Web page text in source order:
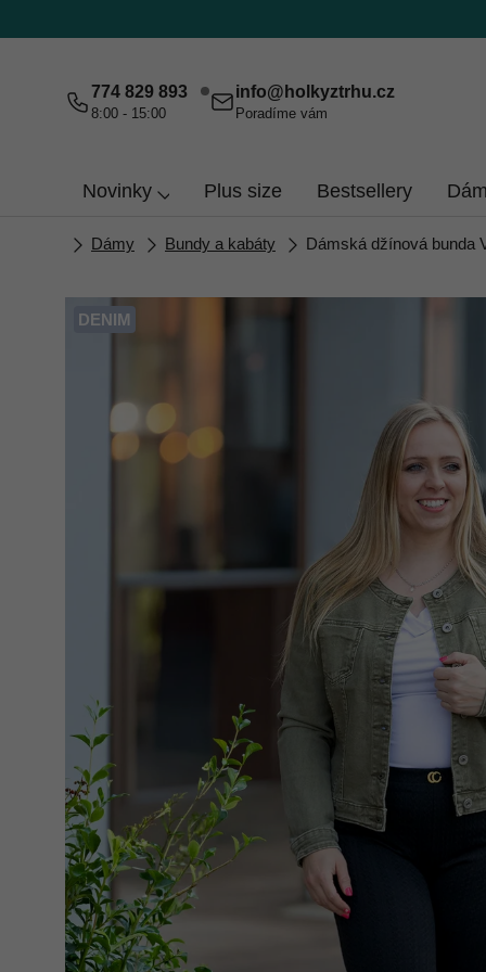
na
774 829 893
8:00 - 15:00
info@ holkyztrhu.cz
Poradíme vám
Novinky Plus size Bestsellery
DomůDámy Bundy a kabáty Dámská džínová bunda
DENIM